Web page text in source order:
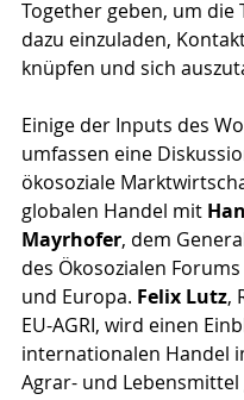
Together geben, um die
dazu einzuladen,
knüpfen und sich
Einige der Inputs des
umfassen eine
ökosoziale
globalen Handel mit
Mayrhofer, dem
des Ökosozialen
und Europa. Felix Lutz,
EU-AGRI, wird einen
internationalen Handel
Agrar- und Lebensmittel